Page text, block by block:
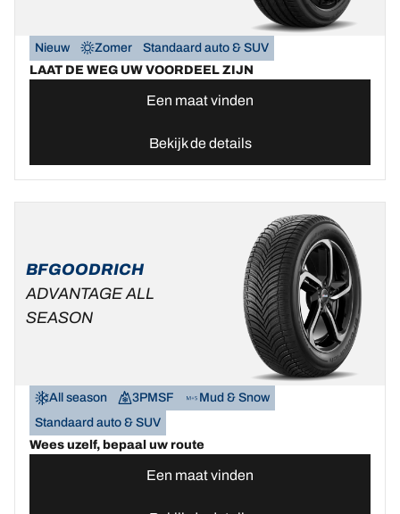
Nieuw Zomer
Standaard auto & SUV
LAAT DE WEG UW VOORDEEL ZIJN
Een maat vinden
Bekijk de details
BFGOODRICH
ADVANTAGE ALL
SEASON
All season 3PMSF
Mud & Snow
Standaard auto & SUV
Wees uzelf, bepaal uw route
Een maat vinden